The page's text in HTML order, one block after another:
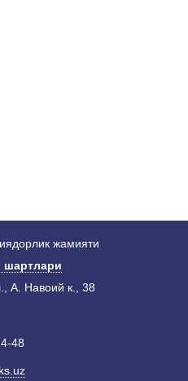
жамияти
А. Навоий к., 38
48